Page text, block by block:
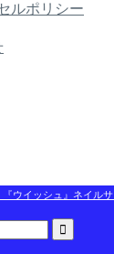
ルポリシー
ウイッシュ』ネイル